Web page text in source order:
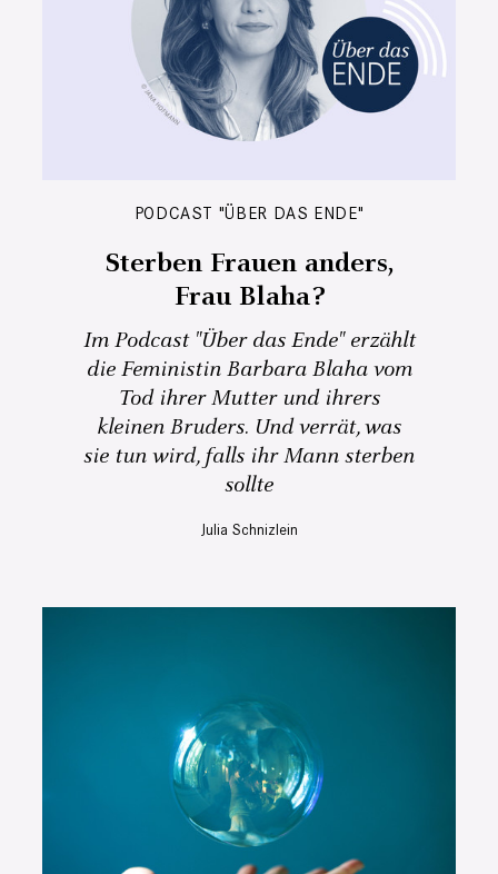
PODCAST "ÜBER DAS ENDE"
Sterben Frauen anders,
Frau Blaha?
Im Podcast "Über das Ende" erzählt
die Feministin Barbara Blaha vom
Tod ihrer Mutter und ihrers
kleinen Bruders. Und verrät, was
sie tun wird, falls ihr Mann sterben
sollte
Julia Schnizlein